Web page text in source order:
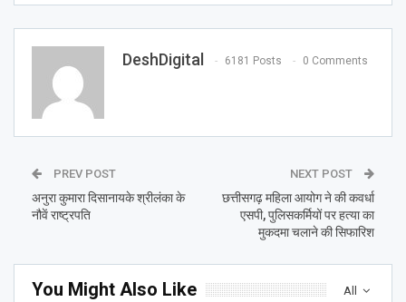
DeshDigital 6181 Posts 0 Comments
PREV POST
अनुरा कुमारा दिसानायके श्रीलंका के
नौवें राष्ट्रपति
NEXT POST
छत्तीसगढ़ महिला आयोग ने की कवर्धा
एसपी, पुलिसकर्मियों पर हत्या का
मुकदमा चलाने की सिफारिश
All
You Might Also Like